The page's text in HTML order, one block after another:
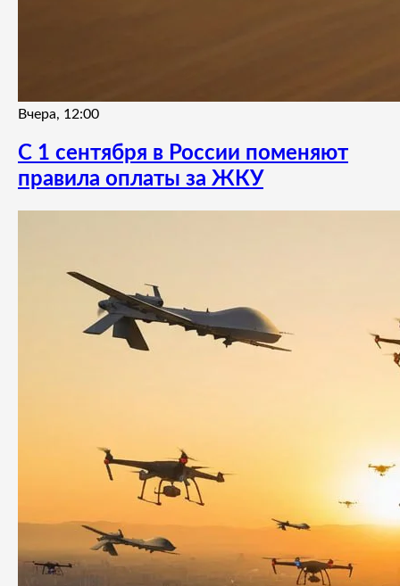
Вчера, 12:00
С 1 сентября в России поменяют
правила оплаты за ЖКУ